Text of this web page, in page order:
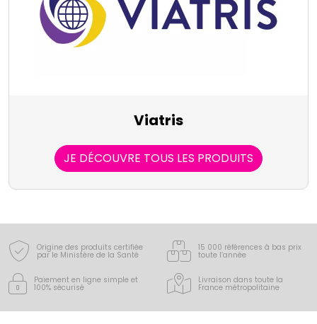
Viatris
JE DÉCOUVRE TOUS LES PRODUITS
Origine des produits certifiée
par le Ministère de la Santé
15 000 références à bas prix
toute l’année
Paiement en ligne simple et
100% sécurisé
Livraison dans toute la
France métropolitaine